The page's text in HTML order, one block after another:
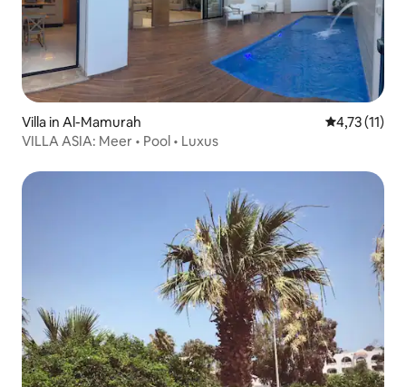
Villa in Al-Mamurah
4,73 (11)
VILLA ASIA: Meer • Pool • Luxus